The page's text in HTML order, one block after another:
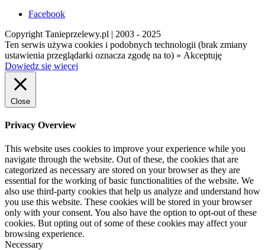
Facebook
Copyright Tanieprzelewy.pl | 2003 - 2025
Ten serwis używa cookies i podobnych technologii (brak zmiany
ustawienia przeglądarki oznacza zgodę na to) » Akceptuję
Dowiedz się więcej
Close
Privacy Overview
This website uses cookies to improve your experience while you
navigate through the website. Out of these, the cookies that are
categorized as necessary are stored on your browser as they are
essential for the working of basic functionalities of the website. We
also use third-party cookies that help us analyze and understand how
you use this website. These cookies will be stored in your browser
only with your consent. You also have the option to opt-out of these
cookies. But opting out of some of these cookies may affect your
browsing experience.
Necessary